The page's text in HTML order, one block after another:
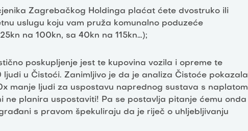
Zagrebačkog Holdinga plaćat ćete dvostruko ili
uslugu koju vam pruža komunalno poduzeće
na 100kn, sa 40kn na 115kn…);
poskupljenje jest te kupovina vozila i opreme te
u Čistoći. Zanimljivo je da je analiza Čistoće pokazala
manje ljudi za uspostavu naprednog sustava s naplatom
ne planira uspostaviti! Pa se postavlja pitanje ćemu onda
s pravom špekuliraju da je riječ o uhljebljivanju